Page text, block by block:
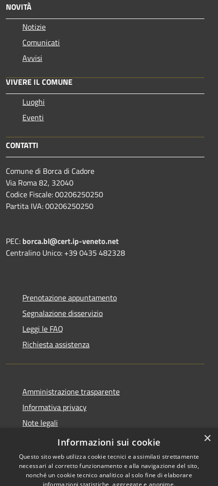
NOVITÀ
Notizie
Comunicati
Avvisi
VIVERE IL COMUNE
Luoghi
Eventi
CONTATTI
Comune di Borca di Cadore
Via Roma 82, 32040
Codice Fiscale: 00206250250
Partita IVA: 00206250250
PEC: borca.bl@cert.ip-veneto.net
Centralino Unico: +39 0435 482328
Prenotazione appuntamento
Segnalazione disservizio
Leggi le FAQ
Richiesta assistenza
Amministrazione trasparente
Informativa privacy
Note legali
Dichiarazione di accessibilità
×
Informazioni sui cookie
Questo sito web utilizza cookie tecnici e assimilati strettamente
necessari al corretto funzionamento e alla navigazione del sito,
nonché un cookie tecnico analitico al solo fine di elaborare
informazioni statistiche, aggregate e anonime.